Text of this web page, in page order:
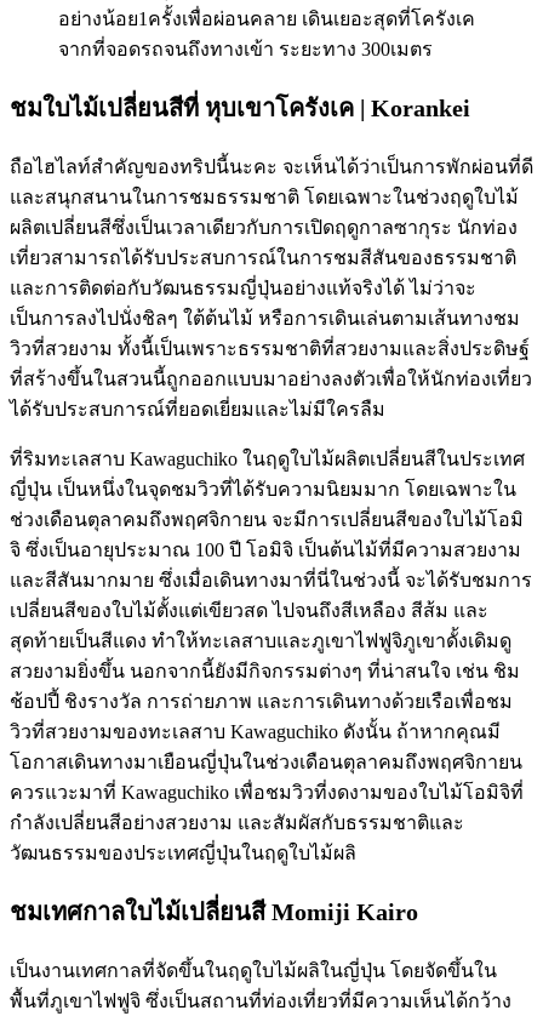
อย่างน้อย1ครั้งเพื่อผ่อนคลาย เดินเยอะสุดที่โครังเค
จากที่จอดรถจนถึงทางเข้า ระยะทาง 300เมตร
ชมใบไม้เปลี่ยนสีที่ หุบเขาโครังเค | Korankei
ถือไฮไลท์สำคัญของทริปนี้นะคะ จะเห็นได้ว่าเป็นการพักผ่อนที่ดี
และสนุกสนานในการชมธรรมชาติ โดยเฉพาะในช่วงฤดูใบไม้
ผลิตเปลี่ยนสีซึ่งเป็นเวลาเดียวกับการเปิดฤดูกาลซากุระ นักท่อง
เที่ยวสามารถได้รับประสบการณ์ในการชมสีสันของธรรมชาติ
และการติดต่อกับวัฒนธรรมญี่ปุ่นอย่างแท้จริงได้ ไม่ว่าจะ
เป็นการลงไปนั่งชิลๆ ใต้ต้นไม้ หรือการเดินเล่นตามเส้นทางชม
วิวที่สวยงาม ทั้งนี้เป็นเพราะธรรมชาติที่สวยงามและสิ่งประดิษฐ์
ที่สร้างขึ้นในสวนนี้ถูกออกแบบมาอย่างลงตัวเพื่อให้นักท่องเที่ยว
ได้รับประสบการณ์ที่ยอดเยี่ยมและไม่มีใครลืม
ที่ริมทะเลสาบ Kawaguchiko ในฤดูใบไม้ผลิตเปลี่ยนสีในประเทศ
ญี่ปุ่น เป็นหนึ่งในจุดชมวิวที่ได้รับความนิยมมาก โดยเฉพาะใน
ช่วงเดือนตุลาคมถึงพฤศจิกายน จะมีการเปลี่ยนสีของใบไม้โอมิ
จิ ซึ่งเป็นอายุประมาณ 100 ปี โอมิจิ เป็นต้นไม้ที่มีความสวยงาม
และสีสันมากมาย ซึ่งเมื่อเดินทางมาที่นี่ในช่วงนี้ จะได้รับชมการ
เปลี่ยนสีของใบไม้ตั้งแต่เขียวสด ไปจนถึงสีเหลือง สีส้ม และ
สุดท้ายเป็นสีแดง ทำให้ทะเลสาบและภูเขาไฟฟูจิภูเขาดั้งเดิมดู
สวยงามยิ่งขึ้น นอกจากนี้ยังมีกิจกรรมต่างๆ ที่น่าสนใจ เช่น ชิม
ช้อปปี้ ชิงรางวัล การถ่ายภาพ และการเดินทางด้วยเรือเพื่อชม
วิวที่สวยงามของทะเลสาบ Kawaguchiko ดังนั้น ถ้าหากคุณมี
โอกาสเดินทางมาเยือนญี่ปุ่นในช่วงเดือนตุลาคมถึงพฤศจิกายน
ควรแวะมาที่ Kawaguchiko เพื่อชมวิวที่งดงามของใบไม้โอมิจิที่
กำลังเปลี่ยนสีอย่างสวยงาม และสัมผัสกับธรรมชาติและ
วัฒนธรรมของประเทศญี่ปุ่นในฤดูใบไม้ผลิ
ชมเทศกาลใบไม้เปลี่ยนสี Momiji Kairo
เป็นงานเทศกาลที่จัดขึ้นในฤดูใบไม้ผลิในญี่ปุ่น โดยจัดขึ้นใน
พื้นที่ภูเขาไฟฟูจิ ซึ่งเป็นสถานที่ท่องเที่ยวที่มีความเห็นได้กว้าง